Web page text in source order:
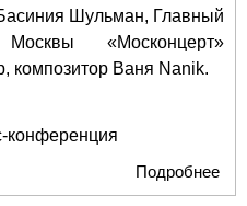
Шульман, Главный
«Москонцерт»
композитор Ваня Nanik.
конференция
Подробнее